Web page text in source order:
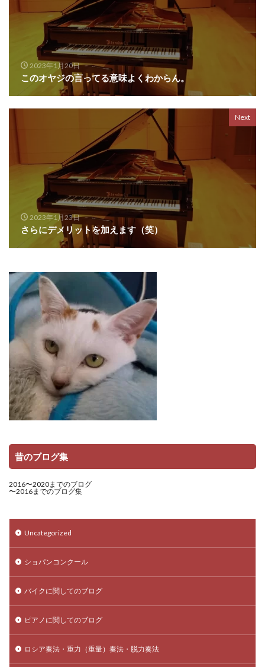
2023年1月20日
このオヤジの言ってる意味よくわからん。
Next
2023年1月23日
さらにデメリットを加えます（笑）
昔のブログ集
2016〜2020までのブログ
〜2016までのブログ集
Uncategorized
ショパンコンクール
バイクに関してのブログ
ピアノに関してのブログ
ロシア奏法・重力（重量）奏法・脱力奏法